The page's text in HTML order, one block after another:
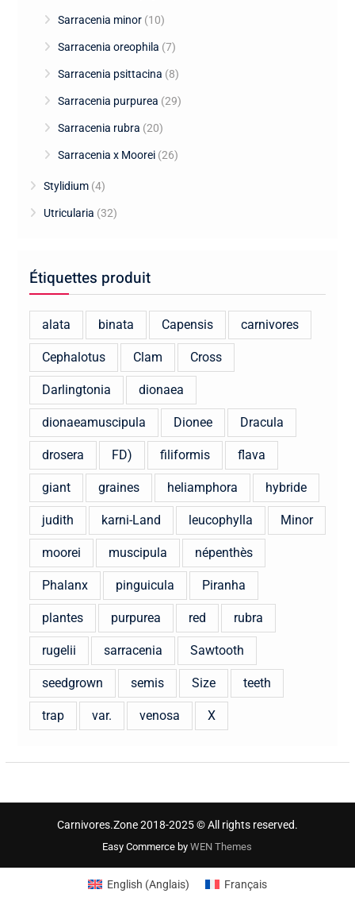
Sarracenia minor (10)
Sarracenia oreophila (7)
Sarracenia psittacina (8)
Sarracenia purpurea (29)
Sarracenia rubra (20)
Sarracenia x Moorei (26)
Stylidium (4)
Utricularia (32)
Étiquettes produit
alata binata Capensis carnivores
Cephalotus Clam Cross
Darlingtonia dionaea
dionaeamuscipula Dionee Dracula
drosera FD) filiformis flava
giant graines heliamphora hybride
judith karni-Land leucophylla Minor
moorei muscipula népenthès
Phalanx pinguicula Piranha
plantes purpurea red rubra
rugelii sarracenia Sawtooth
seedgrown semis Size teeth
trap var. venosa X
Carnivores.Zone 2018-2025 © All rights reserved.
Easy Commerce byWEN Themes
English (Anglais) Français